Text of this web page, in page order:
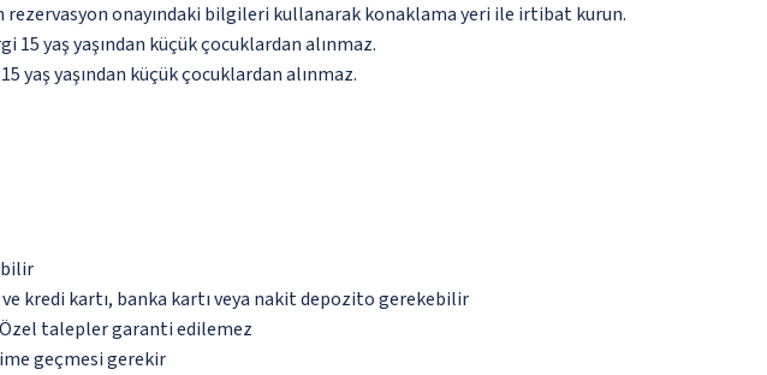
onayındaki bilgileri kullanarak konaklama yeri ile irtibat kurun.
15 yaş yaşından küçük çocuklardan alınmaz.
yaş yaşından küçük çocuklardan alınmaz.
kredi kartı, banka kartı veya nakit depozito gerekebilir
talepler garanti edilemez
geçmesi gerekir